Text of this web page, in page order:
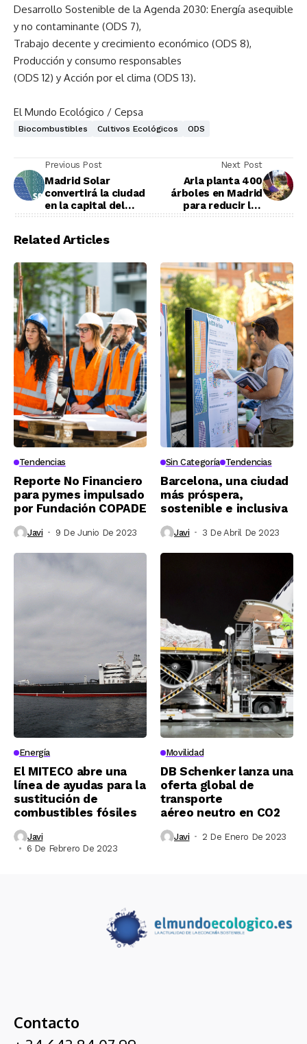
Desarrollo Sostenible de la Agenda 2030: Energía asequible
y no contaminante (ODS 7),
Trabajo decente y crecimiento económico (ODS 8),
Producción y consumo responsables
(ODS 12) y Acción por el clima (ODS 13).
El Mundo Ecológico / Cepsa
Biocombustibles Cultivos Ecológicos ODS
Previous Post
Madrid Solar
convertirá la ciudad
en la capital del
Next Post
Arla planta 400
árboles en Madrid
para reducir las
Related Articles
Tendencias
Reporte No Financiero
para pymes impulsado
por Fundación COPADE
Javi 9 De Junio De 2023
Sin Categoría Tendencias
Barcelona, una ciudad
más próspera,
sostenible e inclusiva
Javi 3 De Abril De 2023
Energía
El MITECO abre una
línea de ayudas para la
sustitución de
combustibles fósiles
Javi
6 De Febrero De 2023
Movilidad
DB Schenker lanza una
oferta global de
transporte
aéreo neutro en CO2
Javi 2 De Enero De 2023
Contacto